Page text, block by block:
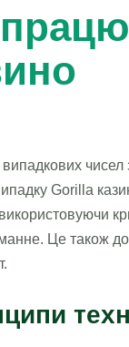
чисел
Gorilla
Це також